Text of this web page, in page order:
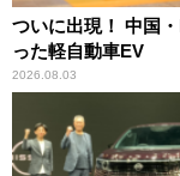
ついに出現！ 中国
った軽自動車EV
2026.08.03